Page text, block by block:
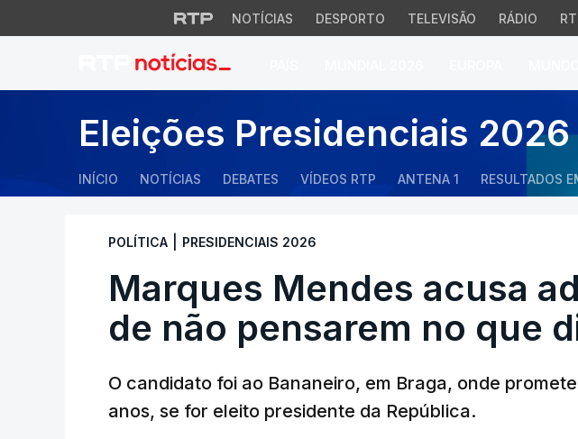
NOTÍCIAS DESPORTO TELEVISÃO RÁDIO
Marques Mendes acusa
Eleições Presidenciais 2026
INÍCIO NOTÍCIAS DEBATES VÍDEOS RTP ANTENA 1 RESULTADOS
POLÍTICA PRESIDENCIAIS 2026
Marques Mendes acusa
de não pensarem no que
O candidato foi ao Bananeiro, em Braga, onde
anos, se for eleito presidente da República.